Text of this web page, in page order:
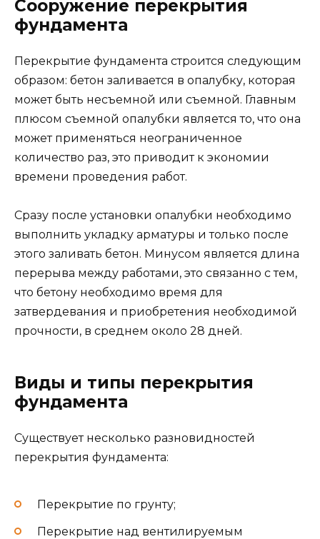
Сооружение перекрытия
фундамента
Перекрытие фундамента строится следующим
образом: бетон заливается в опалубку, которая
может быть несъемной или съемной. Главным
плюсом съемной опалубки является то, что она
может применяться неограниченное
количество раз, это приводит к экономии
времени проведения работ.
Сразу после установки опалубки необходимо
выполнить укладку арматуры и только после
этого заливать бетон. Минусом является длина
перерыва между работами, это связанно с тем,
что бетону необходимо время для
затвердевания и приобретения необходимой
прочности, в среднем около 28 дней.
Виды и типы перекрытия
фундамента
Существует несколько разновидностей
перекрытия фундамента:
Перекрытие по грунту;
Перекрытие над вентилируемым